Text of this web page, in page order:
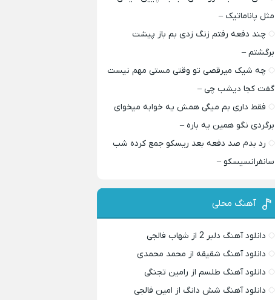
مثل پاناماتیک –
چند دفعه رفتم زنگ زدی بم باز پیشت
برگشتم –
چه شیک میرقصی تو وقتی مستی مهم نیست
گفت کجا دیشب چی –
فقط داری بم میگی همش یه خوابه میخوای
برگردی نگو همین یه باره –
رد بدم صد دفعه بعد ریسکو جمع کرده شب
سانفرانسیسکو –
آهنگ محلی
دانلود آهنگ دلبر 2 از شهاب فالجی
دانلود آهنگ شقیقه از محمد محمدی
دانلود آهنگ طلسم از رامین تجنگی
دانلود آهنگ شش دانگ از امین فالجی